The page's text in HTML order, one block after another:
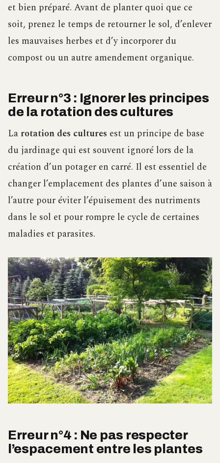
et bien préparé. Avant de planter quoi que ce
soit, prenez le temps de retourner le sol, d’enlever
les mauvaises herbes et d’y incorporer du
compost ou un autre amendement organique.
Erreur n°3 : Ignorer les principes
de la rotation des cultures
La rotation des cultures est un principe de base
du jardinage qui est souvent ignoré lors de la
création d’un potager en carré. Il est essentiel de
changer l’emplacement des plantes d’une saison à
l’autre pour éviter l’épuisement des nutriments
dans le sol et pour rompre le cycle de certaines
maladies et parasites.
Erreur n°4 : Ne pas respecter
l’espacement entre les plantes